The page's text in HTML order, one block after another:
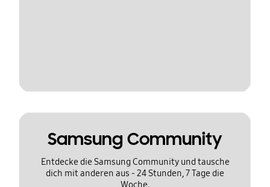
Samsung Community
Entdecke die Samsung Community und tausche
dich mit anderen aus - 24 Stunden, 7 Tage die
Woche.